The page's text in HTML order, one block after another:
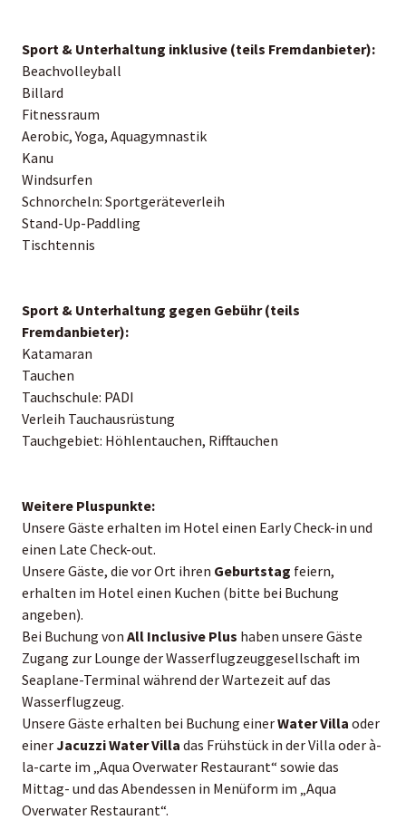
Sport & Unterhaltung inklusive (teils Fremdanbieter):
Beachvolleyball
Billard
Fitnessraum
Aerobic, Yoga, Aquagymnastik
Kanu
Windsurfen
Schnorcheln: Sportgeräteverleih
Stand-Up-Paddling
Tischtennis
Sport & Unterhaltung gegen Gebühr (teils
Fremdanbieter):
Katamaran
Tauchen
Tauchschule: PADI
Verleih Tauchausrüstung
Tauchgebiet: Höhlentauchen, Rifftauchen
Weitere Pluspunkte:
Unsere Gäste erhalten im Hotel einen Early Check-in und
einen Late Check-out.
Unsere Gäste, die vor Ort ihren Geburtstag feiern,
erhalten im Hotel einen Kuchen (bitte bei Buchung
angeben).
Bei Buchung von All Inclusive Plus haben unsere Gäste
Zugang zur Lounge der Wasserflugzeuggesellschaft im
Seaplane-Terminal während der Wartezeit auf das
Wasserflugzeug.
Unsere Gäste erhalten bei Buchung einerWater Villa oder
einerJacuzzi Water Villa das Frühstück in der Villa oder à-
la-carte im „Aqua Overwater Restaurant“ sowie das
Mittag- und das Abendessen in Menüform im „Aqua
Overwater Restaurant“.